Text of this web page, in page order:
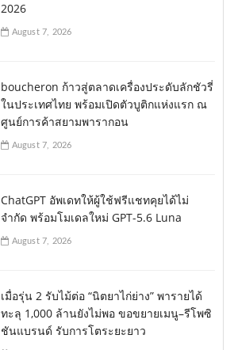
2026
August 7, 2026
boucheron ก้าวสู่ตลาดเครื่องประดับลักชัวรี่
ในประเทศไทย พร้อมเปิดตัวบูติกแห่งแรก ณ
ศูนย์การค้าสยามพารากอน
August 7, 2026
ChatGPT อัพเดทให้ผู้ใช้ฟรีแชทคุยได้ไม่
จำกัด พร้อมโมเดลใหม่ GPT-5.6 Luna
August 7, 2026
เมื่อรุ่น 2 รับไม้ต่อ “นิตยาไก่ย่าง” พารายได้
ทะลุ 1,000 ล้านยังไม่พอ ขอขยายเมนู–รีโพซิ
ชันแบรนด์ รับการโตระยะยาว